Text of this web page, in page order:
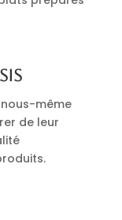
même
de leur